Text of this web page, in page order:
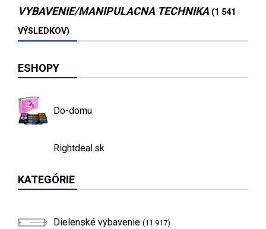
VYBAVENIE/MANIPULACNA TECHNIKA (1 541
VÝSLEDKOV)
ESHOPY
Do-domu
Rightdeal.sk
KATEGÓRIE
Dielenské vybavenie (11 917)